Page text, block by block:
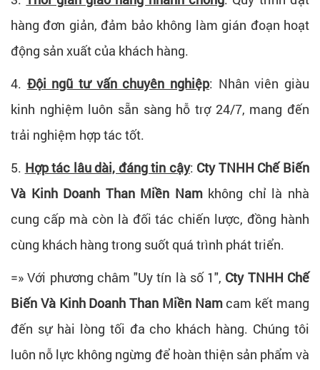
hàng đơn giản, đảm bảo không làm gián đoạn hoạt
động sản xuất của khách hàng.
4. Đội ngũ tư vấn chuyên nghiệp: Nhân viên giàu
kinh nghiệm luôn sẵn sàng hỗ trợ 24/7, mang đến
trải nghiệm hợp tác tốt.
5. Hợp tác lâu dài, đáng tin cậy: Cty TNHH Chế Biến
Và Kinh Doanh Than Miền Namkhông chỉ là nhà
cung cấp mà còn là đối tác chiến lược, đồng hành
cùng khách hàng trong suốt quá trình phát triển.
=» Với phương châm "Uy tín là số 1", Cty TNHH Chế
Biến Và Kinh Doanh Than Miền Namcam kết mang
đến sự hài lòng tối đa cho khách hàng. Chúng tôi
luôn nỗ lực không ngừng để hoàn thiện sản phẩm và